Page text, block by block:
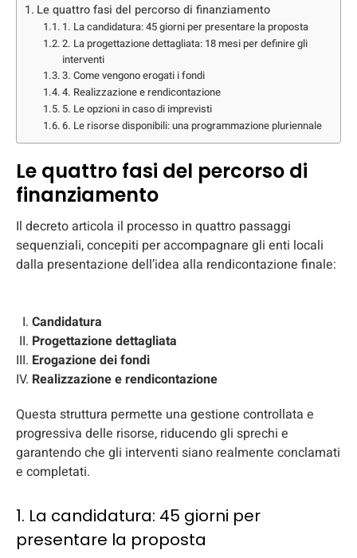
Le quattro fasi del percorso di finanziamento
1. La candidatura: 45 giorni per presentare la proposta
2. La progettazione dettagliata: 18 mesi per definire gli
interventi
3. Come vengono erogati i fondi
4. Realizzazione e rendicontazione
5. Le opzioni in caso di imprevisti
6. Le risorse disponibili: una programmazione pluriennale
Le quattro fasi del percorso di
finanziamento
Il decreto articola il processo in quattro passaggi
sequenziali, concepiti per accompagnare gli enti locali
dalla presentazione dell’idea alla rendicontazione finale:
Candidatura
Progettazione dettagliata
Erogazione dei fondi
Realizzazione e rendicontazione
Questa struttura permette una gestione controllata e
progressiva delle risorse, riducendo gli sprechi e
garantendo che gli interventi siano realmente conclamati
e completati.
1. La candidatura: 45 giorni per
presentare la proposta